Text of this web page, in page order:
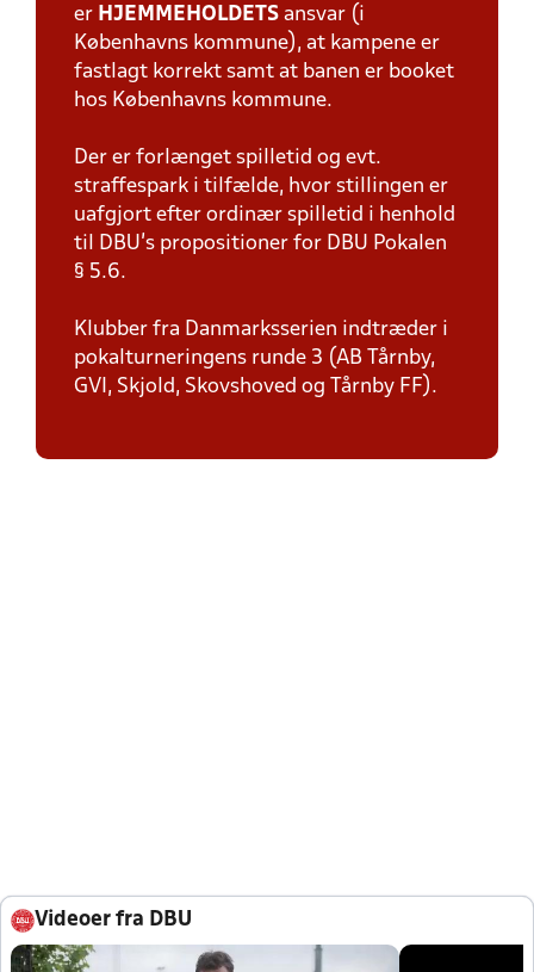
er HJEMMEHOLDETS ansvar (i
Københavns kommune), at kampene er
fastlagt korrekt samt at banen er booket
hos Københavns kommune.
Der er forlænget spilletid og evt.
straffespark i tilfælde, hvor stillingen er
uafgjort efter ordinær spilletid i henhold
til DBU's propositioner for DBU Pokalen
§ 5.6.
Klubber fra Danmarksserien indtræder i
pokalturneringens runde 3 (AB Tårnby,
GVI, Skjold, Skovshoved og Tårnby FF).
Videoer fra DBU